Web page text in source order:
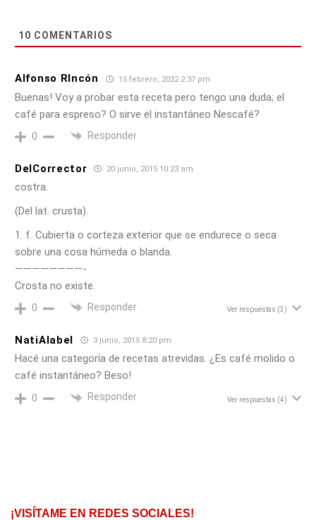
10 COMENTARIOS
Alfonso RIncón 15 febrero, 2022 2:37 pm
Buenas! Voy a probar esta receta pero tengo una duda; el
café para espreso? O sirve el instantáneo Nescafé?
0 Responder
DelCorrector 20 junio, 2015 10:23 am
costra.
(Del lat. crusta).
1. f. Cubierta o corteza exterior que se endurece o seca
sobre una cosa húmeda o blanda.
————————-
Crosta no existe.
0 Responder Ver respuestas (3)
NatiAlabel 3 junio, 2015 8:20 pm
Hacé una categoría de recetas atrevidas. ¿Es café molido o
café instantáneo? Beso!
0 Responder Ver respuestas (4)
¡VISÍTAME EN REDES SOCIALES!